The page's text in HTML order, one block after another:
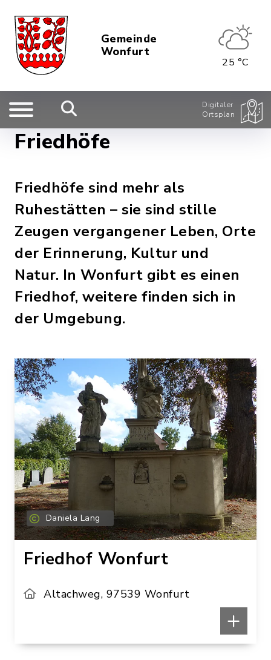
Gemeinde
Wonfurt
25 °C
Digitaler
Ortsplan
Friedhöfe
Friedhöfe sind mehr als
Ruhestätten – sie sind stille
Zeugen vergangener Leben, Orte
der Erinnerung, Kultur und
Natur. In Wonfurt gibt es einen
Friedhof, weitere finden sich in
der Umgebung.
Daniela Lang
Friedhof Wonfurt
Altachweg, 97539 Wonfurt